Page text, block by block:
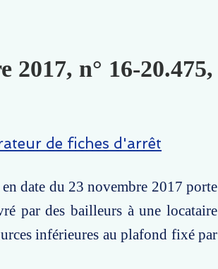
2017, n° 16-20.475,
de fiches d'arrêt
date du 23 novembre 2017 porte
par des bailleurs à une locataire
inférieures au plafond fixé par